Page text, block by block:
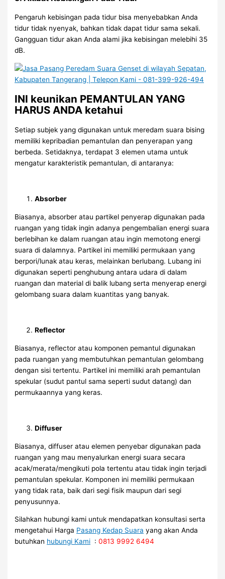
Pengaruh kebisingan pada tidur bisa menyebabkan Anda
tidur tidak nyenyak, bahkan tidak dapat tidur sama sekali.
Gangguan tidur akan Anda alami jika kebisingan melebihi 35
dB.
INI keunikan PEMANTULAN YANG
HARUS ANDA ketahui
Setiap subjek yang digunakan untuk meredam suara bising
memiliki kepribadian pemantulan dan penyerapan yang
berbeda. Setidaknya, terdapat 3 elemen utama untuk
mengatur karakteristik pemantulan, di antaranya:
Absorber
Biasanya, absorber atau partikel penyerap digunakan pada
ruangan yang tidak ingin adanya pengembalian energi suara
berlebihan ke dalam ruangan atau ingin memotong energi
suara di dalamnya. Partikel ini memiliki permukaan yang
berpori/lunak atau keras, melainkan berlubang. Lubang ini
digunakan seperti penghubung antara udara di dalam
ruangan dan material di balik lubang serta menyerap energi
gelombang suara dalam kuantitas yang banyak.
Reflector
Biasanya, reflector atau komponen pemantul digunakan
pada ruangan yang membutuhkan pemantulan gelombang
dengan sisi tertentu. Partikel ini memiliki arah pemantulan
spekular (sudut pantul sama seperti sudut datang) dan
permukaannya yang keras.
Diffuser
Biasanya, diffuser atau elemen penyebar digunakan pada
ruangan yang mau menyalurkan energi suara secara
acak/merata/mengikuti pola tertentu atau tidak ingin terjadi
pemantulan spekular. Komponen ini memiliki permukaan
yang tidak rata, baik dari segi fisik maupun dari segi
penyusunnya.
Silahkan hubungi kami untuk mendapatkan konsultasi serta
mengetahui Harga Pasang Kedap Suara yang akan Anda
butuhkan hubungi Kami :0813 9992 6494